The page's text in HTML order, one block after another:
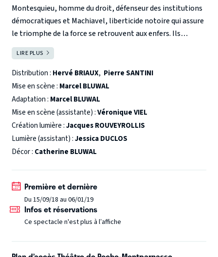
Montesquieu, homme du droit, défenseur des institutions
démocratiques et Machiavel, liberticide notoire qui assure
le triomphe de la force se retrouvent aux enfers. Ils
échangent sur la politique, le pouvoir, l’idéal
démocratique, l’opinion et l’âme humaine.
Marcel Bluwal signe son retour au théâtre par
l’adaptation et la mise en scène du
Maurice Joly, texte culte dont l’actualité étonnera.
LIRE PLUS
Distribution : Hervé BRIAUX, Pierre SANTINI
Mise en scène : Marcel BLUWAL
Adaptation : Marcel BLUWAL
Mise en scène (assistante) :Véronique VIEL
Création lumière :Jacques ROUVEYROLLIS
Lumière (assistant) :Jessica DUCLOS
Décor : Catherine BLUWAL
Première et dernière
Du 15/09/18 au 06/01/19
Infos et réservations
Ce spectacle n'est plus à l’affiche